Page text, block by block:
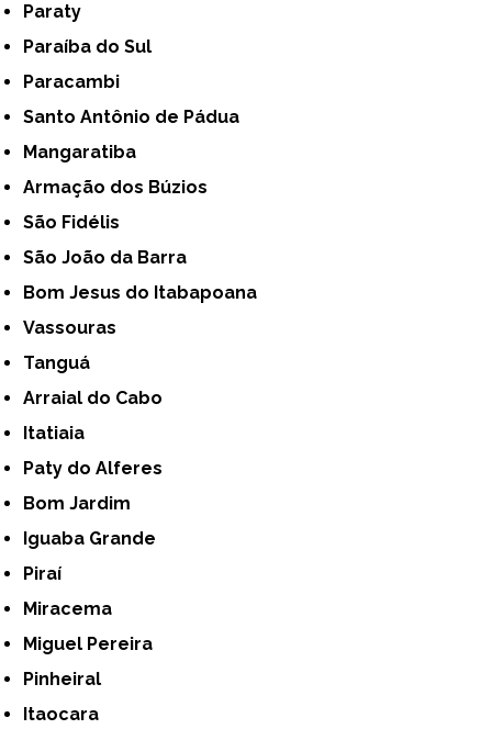
Paraty
Paraíba do Sul
Paracambi
Santo Antônio de Pádua
Mangaratiba
Armação dos Búzios
São Fidélis
São João da Barra
Bom Jesus do Itabapoana
Vassouras
Tanguá
Arraial do Cabo
Itatiaia
Paty do Alferes
Bom Jardim
Iguaba Grande
Piraí
Miracema
Miguel Pereira
Pinheiral
Itaocara